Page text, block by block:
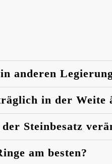
anderen
in der Weite
Steinbesatz
am besten?